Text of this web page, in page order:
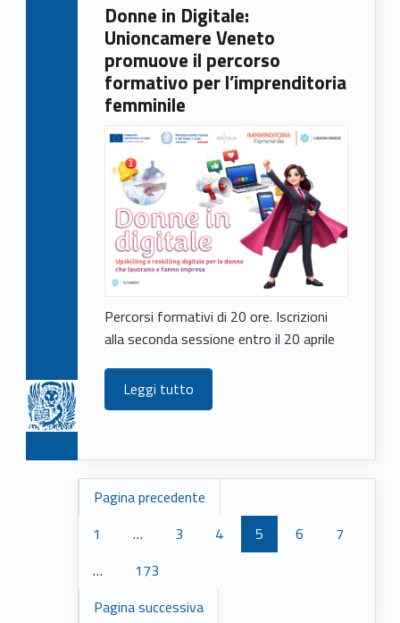
Donne in Digitale:
Unioncamere Veneto
promuove il percorso
formativo per l’imprenditoria
femminile
Percorsi formativi di 20 ore. Iscrizioni
alla seconda sessione entro il 20 aprile
Leggi tutto
Pagina precedente
1
… 3 4 5 6
7
…
173
Pagina successiva